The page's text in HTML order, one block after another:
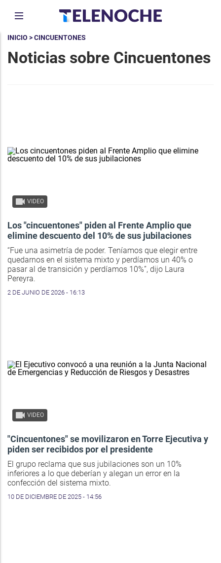
INICIO > CINCUENTONES
Noticias sobre Cincuentones
VIDEO
Los "cincuentones" piden al Frente Amplio que
elimine descuento del 10% de sus jubilaciones
“Fue una asimetría de poder. Teníamos que elegir entre
quedarnos en el sistema mixto y perdíamos un 40% o
pasar al de transición y perdíamos 10%”, dijo Laura
Pereyra.
2 DE JUNIO DE 2026 - 16:13
VIDEO
"Cincuentones" se movilizaron en Torre Ejecutiva y
piden ser recibidos por el presidente
El grupo reclama que sus jubilaciones son un 10%
inferiores a lo que deberían y alegan un error en la
confección del sistema mixto.
10 DE DICIEMBRE DE 2025 - 14:56